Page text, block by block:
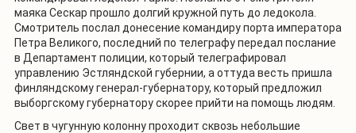
маяка Сескар прошло долгий кружной путь до ледокола.
Смотритель послал донесение командиру порта императора
Петра Великого, последний по телеграфу передал послание
в Департамент полиции, который телеграфировал
управлению Эстляндской губернии, а оттуда весть пришла
финляндскому генерал-губернатору, который предложил
выборгскому губернатору скорее прийти на помощь людям.
Свет в чугунную колонну проходит сквозь небольшие